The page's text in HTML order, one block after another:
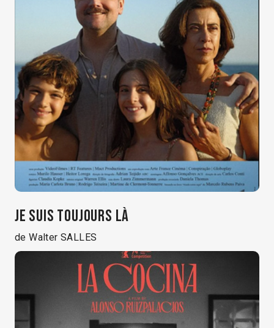
JE SUIS TOUJOURS LÀ
de Walter SALLES